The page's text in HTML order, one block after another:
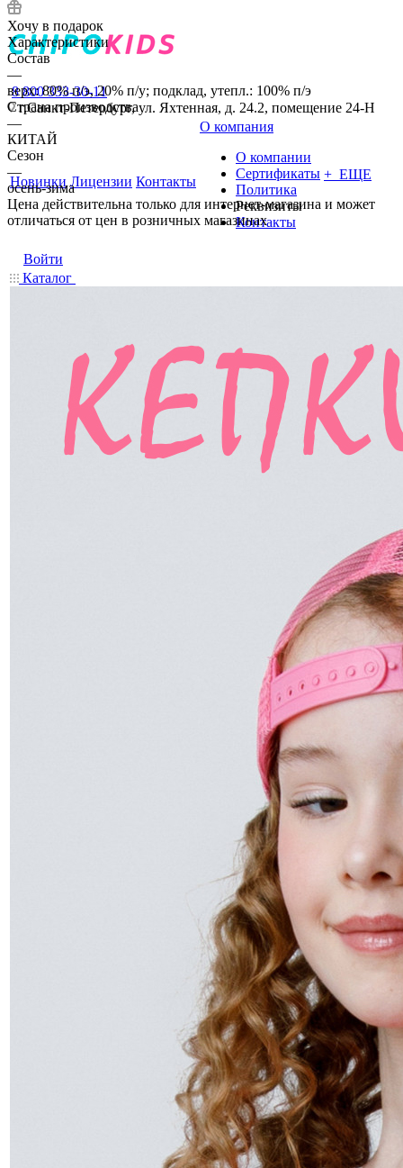
8 800 333-30-11
г.Санкт-Петербург, ул. Яхтенная, д. 24.2, помещение 24-Н
Новинки Лицензии Контакты
О компания
О компании
Сертификаты
Политика
Реквизиты
Контакты
+ ЕЩЕ
Войти
Каталог
Хочу в подарок
Характеристики
Состав
—
верх: 80% п/э, 20% п/у; подклад, утепл.: 100% п/э
Страна производства
—
КИТАЙ
Сезон
—
осень-зима
Цена действительна только для интернет-магазина и может
отличаться от цен в розничных магазинах